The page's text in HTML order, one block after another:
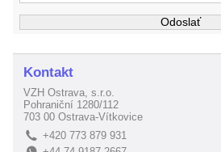
Kontakt
VZH Ostrava, s.r.o.
Pohraniční 1280/112
703 00 Ostrava-Vítkovice
L +420 773 879 931